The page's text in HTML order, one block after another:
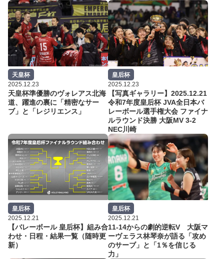
天皇杯
2025.12.23
天皇杯準優勝のヴォレアス北海
道、躍進の裏に「精密なサー
ブ」と「レジリエンス」
皇后杯
2025.12.23
【写真ギャラリー】2025.12.21
令和7年度皇后杯 JVA全日本バ
レーボール選手権大会 ファイナ
ルラウンド決勝 大阪MV 3-2
NEC川崎
皇后杯
2025.12.21
【バレーボール 皇后杯】組み合
わせ・日程・結果一覧（随時更
新）
皇后杯
2025.12.21
11-14からの劇的逆転V 大阪マ
ーヴェラス林琴奈が語る「攻め
のサーブ」と「1％を信じる
力」